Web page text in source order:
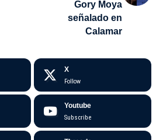
Gory Moya
señalado en
Calamar
X
Follow
Youtube
Subscribe